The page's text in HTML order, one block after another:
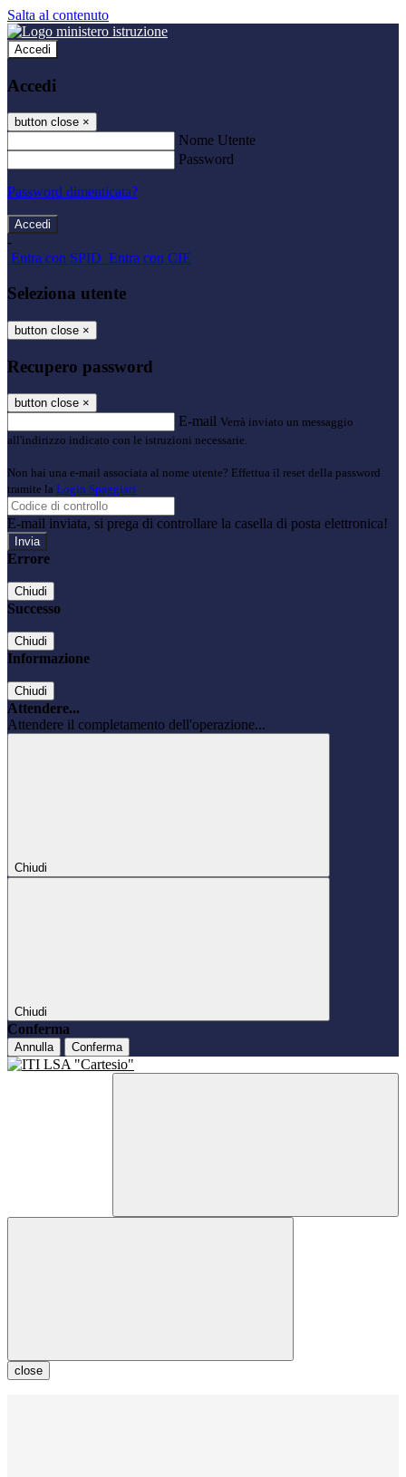
Salta al contenuto
Accedi
Accedi
button close ×
Nome Utente
Password
Password dimenticata?
-
Entra con SPID Entra con CIE
Seleziona utente
button close ×
Recupero password
button close ×
E-mail Verrà inviato un messaggio
all'indirizzo indicato con le istruzioni necessarie.
Non hai una e-mail associata al nome utente? Effettua il reset della password
tramite la Login Spaggiari
E-mail inviata, si prega di controllare la casella di posta elettronica!
Errore
Chiudi
Successo
Chiudi
Informazione
Chiudi
Attendere...
Attendere il completamento dell'operazione...
Chiudi
Chiudi
Conferma
Annulla Conferma
close